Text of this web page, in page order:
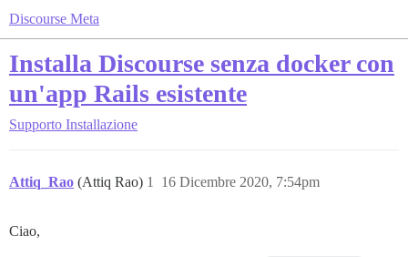
Discourse Meta
Installa Discourse senza docker con
un'app Rails esistente
Supporto Installazione
Attiq_Rao (Attiq Rao) 16 Dicembre 2020, 7:54pm
1
Ciao,